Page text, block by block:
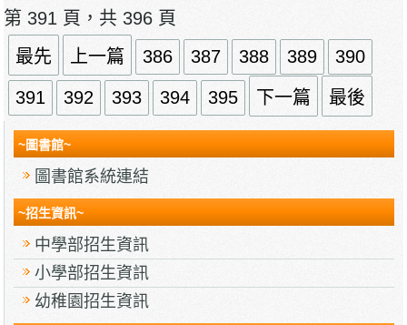
第 391 頁，共 396 頁
最先
上一篇 386 387 388 389 390
391 392 393 394 395 下一篇 最後
~圖書館~
圖書館系統連結
~招生資訊~
中學部招生資訊
小學部招生資訊
幼稚園招生資訊